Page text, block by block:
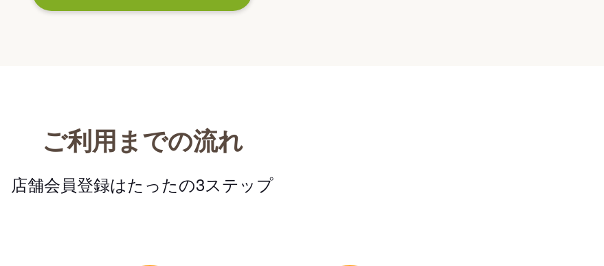
ご利用までの流れ
店舗会員登録はたったの3ステップ